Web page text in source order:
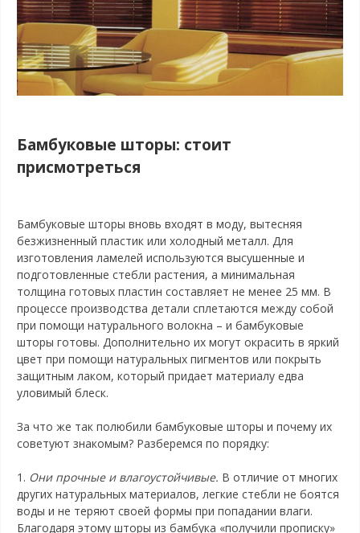
Бамбуковые шторы: стоит
присмотреться
Бамбуковые шторы вновь входят в моду, вытесняя
безжизненный пластик или холодный металл. Для
изготовления ламелей используются высушенные и
подготовленные стебли растения, а минимальная
толщина готовых пластин составляет не менее 25 мм. В
процессе производства детали сплетаются между собой
при помощи натурального волокна – и бамбуковые
шторы готовы. Дополнительно их могут окрасить в яркий
цвет при помощи натуральных пигментов или покрыть
защитным лаком, который придает материалу едва
уловимый блеск.
За что же так полюбили бамбуковые шторы и почему их
советуют знакомым? Разберемся по порядку:
1. Они прочные и влагоустойчивые. В отличие от многих
других натуральных материалов, легкие стебли не боятся
воды и не теряют своей формы при попадании влаги.
Благодаря этому шторы из бамбука «получили прописку»